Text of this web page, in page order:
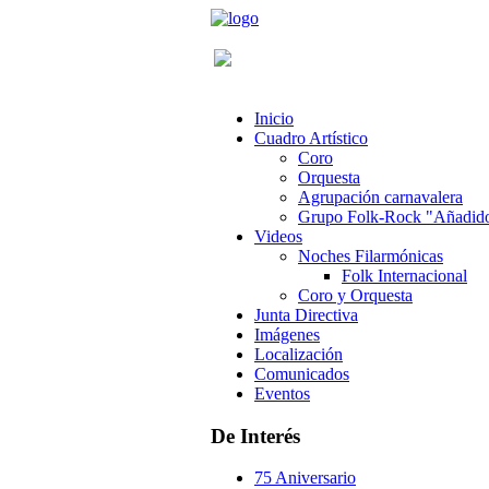
Inicio
Cuadro Artístico
Coro
Orquesta
Agrupación carnavalera
Grupo Folk-Rock
Videos
Noches Filarmónicas
Folk Internacional
Coro y Orquesta
Junta Directiva
Imágenes
Localización
Comunicados
Eventos
De Interés
75 Aniversario